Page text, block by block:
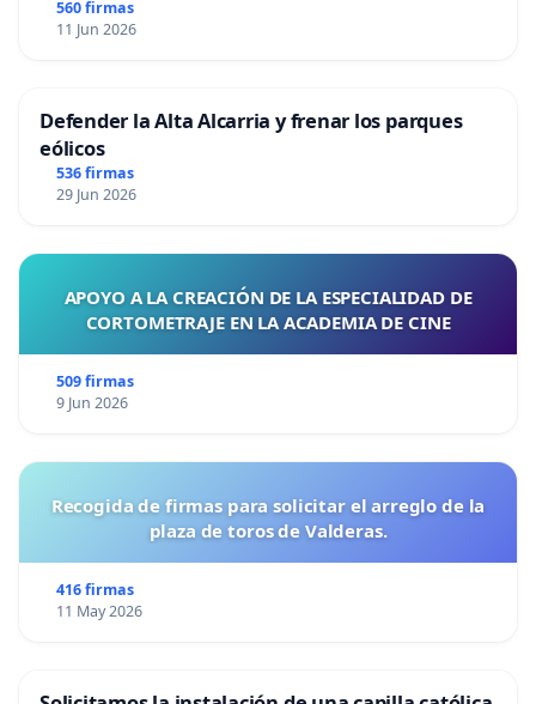
560 firmas
11 Jun 2026
Defender la Alta Alcarria y frenar los parques
eólicos
536 firmas
29 Jun 2026
APOYO A LA CREACIÓN DE LA ESPECIALIDAD DE
CORTOMETRAJE EN LA ACADEMIA DE CINE
509 firmas
9 Jun 2026
Recogida de firmas para solicitar el arreglo de la
plaza de toros de Valderas.
416 firmas
11 May 2026